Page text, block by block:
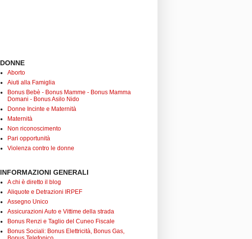
DONNE
Aborto
Aiuti alla Famiglia
Bonus Bebè - Bonus Mamme - Bonus Mamma
Domani - Bonus Asilo Nido
Donne Incinte e Maternità
Maternità
Non riconoscimento
Pari opportunità
Violenza contro le donne
INFORMAZIONI GENERALI
A chi è diretto il blog
Aliquote e Detrazioni IRPEF
Assegno Unico
Assicurazioni Auto e Vittime della strada
Bonus Renzi e Taglio del Cuneo Fiscale
Bonus Sociali: Bonus Elettricità, Bonus Gas,